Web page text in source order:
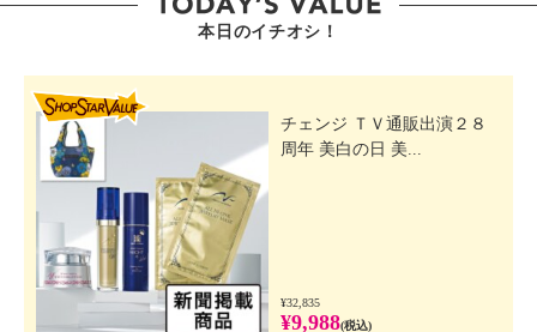
本日のイチオシ！
チェンジ ＴＶ通販出演２８
周年 美白の日 美...
¥32,835
¥9,988(税込)